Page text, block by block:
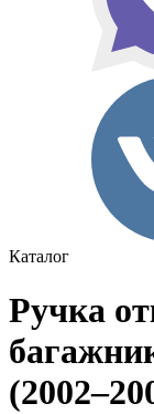
Каталог
Ручка